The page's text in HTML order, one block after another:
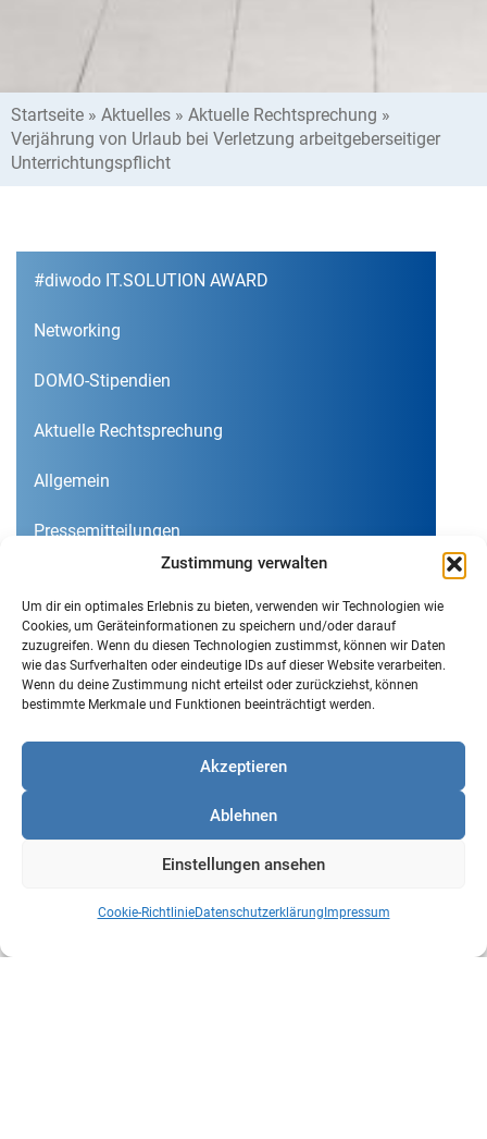
Zustimmung verwalten
Um dir ein optimales Erlebnis zu bieten, verwenden wir Technologien wie
Cookies, um Geräteinformationen zu speichern und/oder darauf
zuzugreifen. Wenn du diesen Technologien zustimmst, können wir Daten
wie das Surfverhalten oder eindeutige IDs auf dieser Website verarbeiten.
Wenn du deine Zustimmung nicht erteilst oder zurückziehst, können
bestimmte Merkmale und Funktionen beeinträchtigt werden.
Akzeptieren
Ablehnen
Einstellungen ansehen
Cookie-RichtlinieDatenschutzerklärung Impressum
Startseite » Aktuelles » Aktuelle Rechtsprechung »
Verjährung von Urlaub bei Verletzung arbeitgeberseitiger
Unterrichtungspflicht
#diwodo IT.SOLUTION AWARD
Networking
DOMO-Stipendien
Aktuelle Rechtsprechung
Allgemein
Pressemitteilungen
Verjährung von Urlaub bei
Verletzung
arbeitgeberseitiger
Unterrichtungspflicht
Urlaub verjährt nicht automatisch nach drei Jahren. Dies
Arbeitnehmer nicht rechtzeitig auffordern, den ihnen